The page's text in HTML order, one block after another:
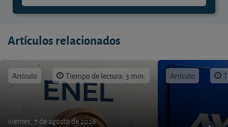
Artículos relacionados
Artículo Tiempo de lectura: 3 min.
viernes, 7 de agosto de 2026
Artículo